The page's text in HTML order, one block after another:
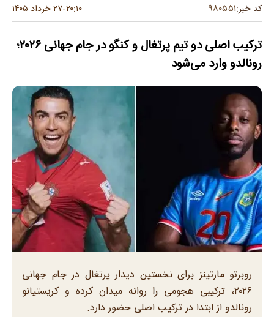
کد خبر:۹۸۰۵۵۱ ۲۰:۱۰-۲۷ خرداد ۱۴۰۵
ترکیب اصلی دو تیم پرتغال و کنگو در جام جهانی ۲۰۲۶؛
رونالدو وارد می‌شود
روبرتو مارتینز برای نخستین دیدار پرتغال در جام جهانی
۲۰۲۶، ترکیبی هجومی را روانه میدان کرده و کریستیانو
رونالدو از ابتدا در ترکیب اصلی حضور دارد.